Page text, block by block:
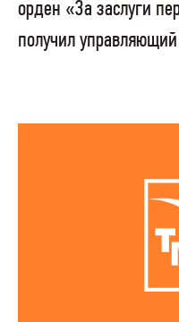
орден «За заслуги
получил